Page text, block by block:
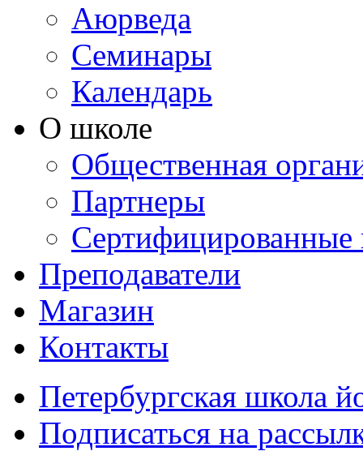
Аюрведа
Семинары
Календарь
О школе
Общественная
Партнеры
Сертифицированные
Преподаватели
Магазин
Контакты
Петербургская школа
Подписаться на